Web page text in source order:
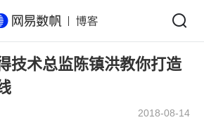
技术总监陈镇洪教你打造
2018-08-14